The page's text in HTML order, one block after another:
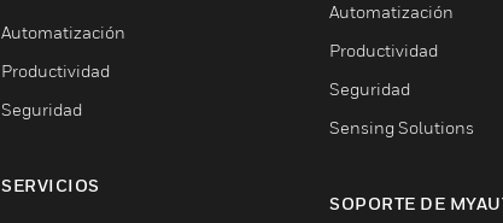
Automatización
Productividad
Seguridad
SERVICIOS
Automatización
Productividad
Seguridad
Sensing Solutions
SOPORTE DE